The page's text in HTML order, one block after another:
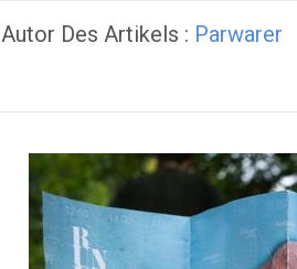
Autor Des Artikels : Parwarer